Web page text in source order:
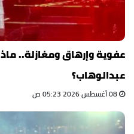
عفوية وإرهاق ومغازلة..
عبدالوهاب؟